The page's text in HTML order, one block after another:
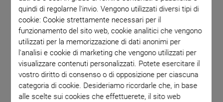
quindi di regolarne l'invio. Vengono utilizzati diversi tipi di
cookie: Cookie strettamente necessari per il
funzionamento del sito web, cookie analitici che vengono
utilizzati per la memorizzazione di dati anonimi per
l'analisi e cookie di marketing che vengono utilizzati per
visualizzare contenuti personalizzati. Potete esercitare il
vostro diritto di consenso o di opposizione per ciascuna
categoria di cookie. Desideriamo ricordarle che, in base
alle scelte sui cookies che effettuerete, il sito web
P-518 • P-528 Piezo